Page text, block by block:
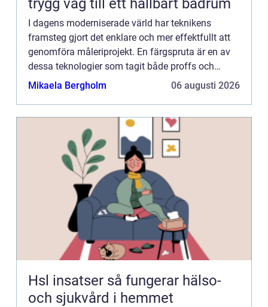
trygg väg till ett hållbart badrum
I dagens moderniserade värld har teknikens
framsteg gjort det enklare och mer effektfullt att
genomföra måleriprojekt. En färgspruta är en av
dessa teknologier som tagit både proffs och
hobbyentusiaster med storm. F&au...
Mikaela Bergholm 06 augusti 2026
Hsl insatser så fungerar hälso-
och sjukvård i hemmet